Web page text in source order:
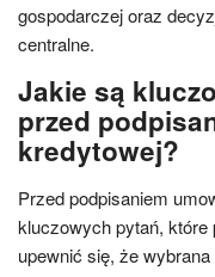
gospodarczej oraz
centralne.
Jakie są
przed
kredytowej?
Przed podpisaniem
kluczowych pytań,
upewnić się, że